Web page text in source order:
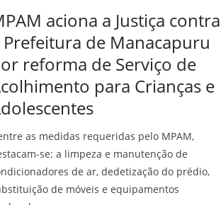
aciona a Justiça contra
Prefeitura de Manacapuru
reforma de Serviço de
para Crianças e
as medidas requeridas pelo MPAM,
se: a limpeza e manutenção de
de ar, dedetização do prédio,
de móveis e equipamentos